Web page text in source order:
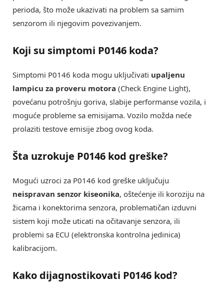
perioda, što može ukazivati na problem sa samim
senzorom ili njegovim povezivanjem.
Koji su simptomi P0146 koda?
Simptomi P0146 koda mogu uključivati upaljenu
lampicu za proveru motora (Check Engine Light),
povećanu potrošnju goriva, slabije performanse vozila, i
moguće probleme sa emisijama. Vozilo možda neće
prolaziti testove emisije zbog ovog koda.
Šta uzrokuje P0146 kod greške?
Mogući uzroci za P0146 kod greške uključuju
neispravan senzor kiseonika, oštećenje ili koroziju na
žicama i konektorima senzora, problematičan izduvni
sistem koji može uticati na očitavanje senzora, ili
problemi sa ECU (elektronska kontrolna jedinica)
kalibracijom.
Kako dijagnostikovati P0146 kod?